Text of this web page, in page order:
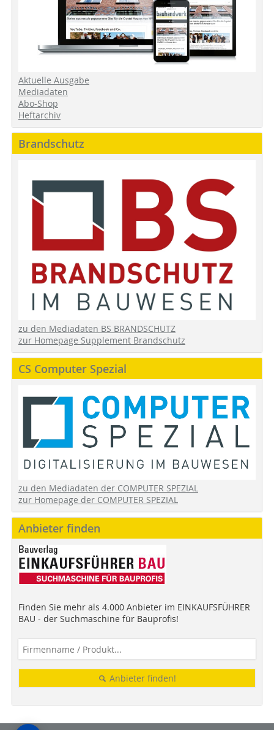
Aktuelle Ausgabe
Mediadaten
Abo-Shop
Heftarchiv
Brandschutz
zu den Mediadaten BS BRANDSCHUTZ
zur Homepage Supplement Brandschutz
CS Computer Spezial
zu den Mediadaten der COMPUTER SPEZIAL
zur Homepage der COMPUTER SPEZIAL
Anbieter finden
Finden Sie mehr als 4.000 Anbieter im EINKAUFSFÜHRER
BAU - der Suchmaschine für Bauprofis!
Anbieter finden!